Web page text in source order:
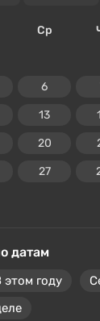
Ср
6
13
20
27
датам
этом году